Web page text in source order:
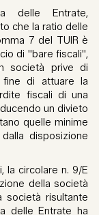
delle Entrate,
che la ratio delle
7 del TUIR è
di "bare fiscali",
società prive di
di attuare la
fiscali di una
un divieto
quelle minime
disposizione
la circolare n. 9/E
della società
società risultante
delle Entrate ha